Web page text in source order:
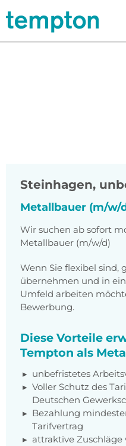
Steinhagen,
Metallbauer (m/w/
Wir suchen ab sofort
Metallbauer (m/w/d)
Wenn Sie flexibel sind,
übernehmen und in
Umfeld arbeiten
Bewerbung.
Diese Vorteile
Tempton als
unbefristetes
Voller Schutz des
Deutschen
Bezahlung
Tarifvertrag
attraktive Zuschläge